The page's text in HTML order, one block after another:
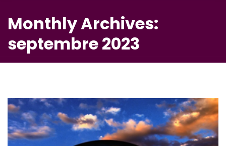
Monthly Archives:
septembre 2023